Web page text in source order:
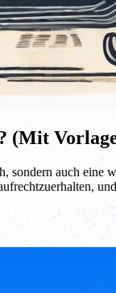
(Mit
sondern auch eine